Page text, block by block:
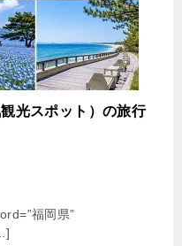
光スポット）の旅行
福岡県”